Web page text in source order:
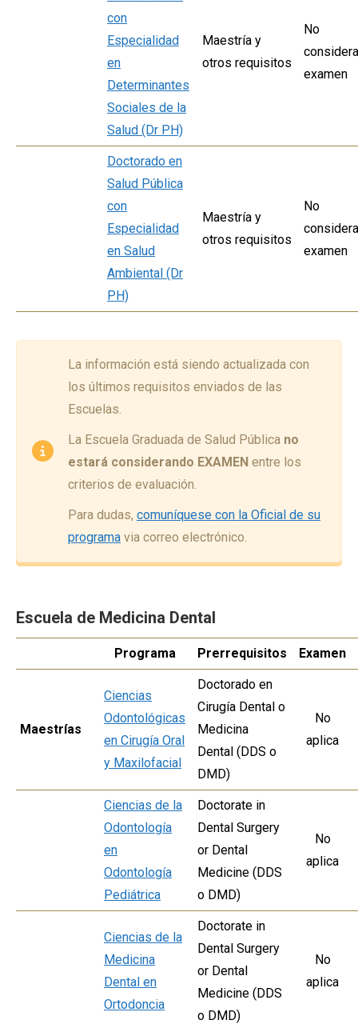
con
Especialidad
en
Determinantes
Sociales de la
Salud (Dr PH)
Maestría y
otros requisitos
No
examen
Doctorado en
Salud Pública
con
Especialidad
en Salud
Ambiental (Dr
PH)
Maestría y
otros requisitos
No
examen
La información está siendo actualizada con
los últimos requisitos enviados de las
Escuelas.
La Escuela Graduada de Salud Pública no
estará considerando EXAMEN entre los
criterios de evaluación.
Para dudas, comuníquese con la Oficial de su
programa via correo electrónico.
Escuela de Medicina Dental
Programa Prerrequisitos Examen
Maestrías
Ciencias
Odontológicas
en Cirugía Oral
y Maxilofacial
Doctorado en
Cirugía Dental o
Medicina
Dental (DDS o
DMD)
No
aplica
Ciencias de la
Odontología
en
Odontología
Pediátrica
Doctorate in
Dental Surgery
or Dental
Medicine (DDS
o DMD)
No
aplica
Ciencias de la
Medicina
Dental en
Ortodoncia
Doctorate in
Dental Surgery
or Dental
Medicine (DDS
o DMD)
No
aplica